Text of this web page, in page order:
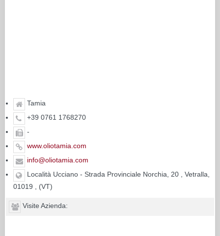
Tamia
+39 0761 1768270
-
www.oliotamia.com
info@oliotamia.com
Località Ucciano - Strada Provinciale Norchia, 20 , Vetralla,
01019 , (VT)
Visite Azienda: